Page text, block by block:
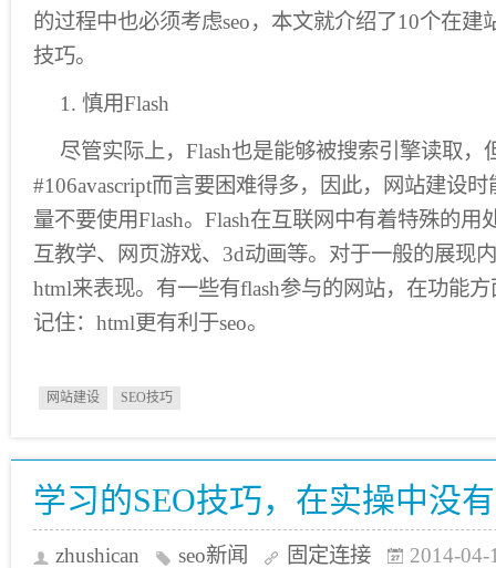
的过程中也必须考虑seo，本文就介绍了10个在建
技巧。
1. 慎用Flash
尽管实际上，Flash也是能够被搜索引擎读取，
#106avascript而言要困难得多，因此，网站建设
量不要使用Flash。Flash在互联网中有着特殊的用
互教学、网页游戏、3d动画等。对于一般的展现
html来表现。有一些有flash参与的网站，在功能
记住：html更有利于seo。
网站建设 SEO技巧
学习的SEO技巧，在实操中没
zhushican seo新闻 固定连接
2014-04-